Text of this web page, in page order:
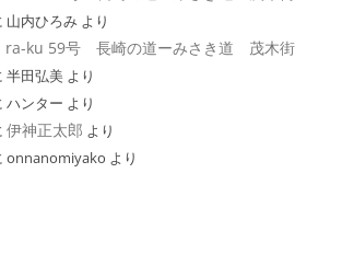
山内ひろみ より
ra-ku 59号 長崎の道ーみさき道 茂木街
半田弘美 より
ハンター より
伊神正太郎 より
onnanomiyako より